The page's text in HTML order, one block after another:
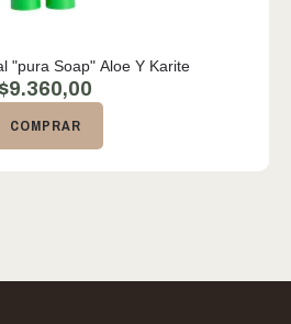
"pura Soap" Aloe Y Karite
$9.360,00
COMPRAR